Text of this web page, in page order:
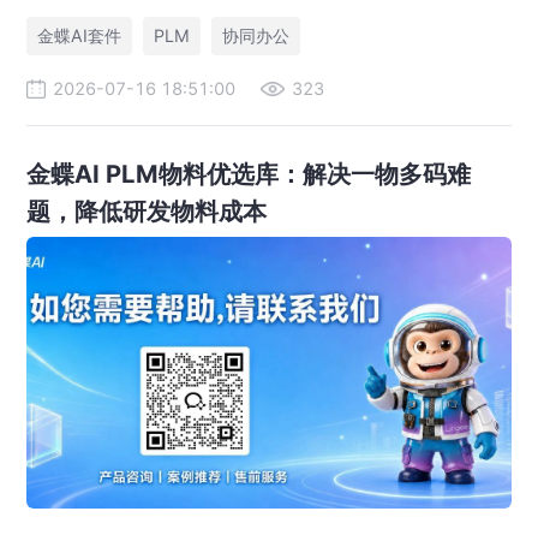
金蝶AI套件
PLM 协同办公
2026-07-16 18:51:00 323
金蝶AI PLM物料优选库：解决一物多码难
题，降低研发物料成本